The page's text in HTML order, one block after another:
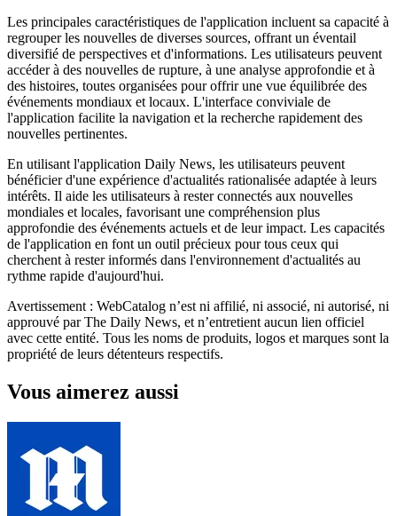
Les principales caractéristiques de l'application incluent sa capacité à
regrouper les nouvelles de diverses sources, offrant un éventail
diversifié de perspectives et d'informations. Les utilisateurs peuvent
accéder à des nouvelles de rupture, à une analyse approfondie et à
des histoires, toutes organisées pour offrir une vue équilibrée des
événements mondiaux et locaux. L'interface conviviale de
l'application facilite la navigation et la recherche rapidement des
nouvelles pertinentes.
En utilisant l'application Daily News, les utilisateurs peuvent
bénéficier d'une expérience d'actualités rationalisée adaptée à leurs
intérêts. Il aide les utilisateurs à rester connectés aux nouvelles
mondiales et locales, favorisant une compréhension plus
approfondie des événements actuels et de leur impact. Les capacités
de l'application en font un outil précieux pour tous ceux qui
cherchent à rester informés dans l'environnement d'actualités au
rythme rapide d'aujourd'hui.
Avertissement : WebCatalog n’est ni affilié, ni associé, ni autorisé, ni
approuvé par The Daily News, et n’entretient aucun lien officiel
avec cette entité. Tous les noms de produits, logos et marques sont la
propriété de leurs détenteurs respectifs.
Vous aimerez aussi